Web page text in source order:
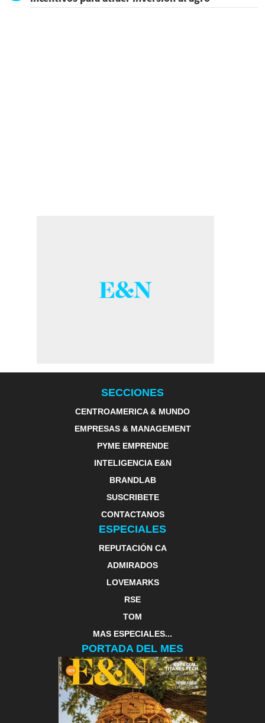
SECCIONES
CENTROAMERICA & MUNDO
EMPRESAS & MANAGEMENT
PYME EMPRENDE
INTELIGENCIA E&N
BRANDLAB
SUSCRIBETE
CONTACTANOS
ESPECIALES
REPUTACIÓN CA
ADMIRADOS
LOVEMARKS
RSE
TOM
MAS ESPECIALES...
PORTADA DEL MES